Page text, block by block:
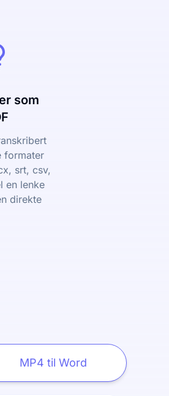
som
formater
srt, csv,
en lenke
direkte
MP4 til Word